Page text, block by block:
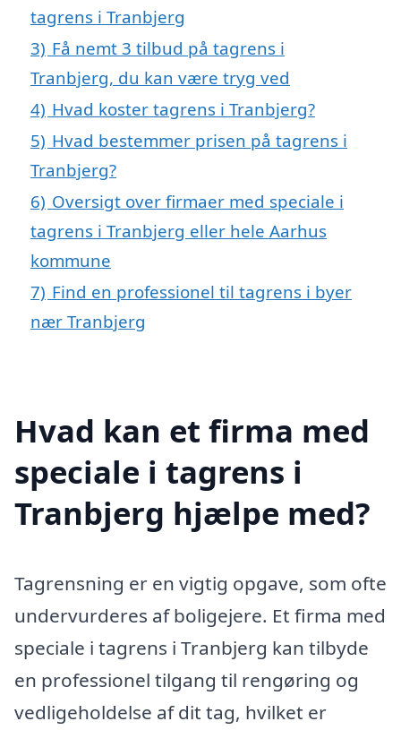
tagrens i Tranbjerg
3) Få nemt 3 tilbud på tagrens i
Tranbjerg, du kan være tryg ved
4) Hvad koster tagrens i Tranbjerg?
5) Hvad bestemmer prisen på tagrens i
Tranbjerg?
6) Oversigt over firmaer med speciale i
tagrens i Tranbjerg eller hele Aarhus
kommune
7) Find en professionel til tagrens i byer
nær Tranbjerg
Hvad kan et firma med
speciale i tagrens i
Tranbjerg hjælpe med?
Tagrensning er en vigtig opgave, som ofte
undervurderes af boligejere. Et firma med
speciale i tagrens i Tranbjerg kan tilbyde
en professionel tilgang til rengøring og
vedligeholdelse af dit tag, hvilket er